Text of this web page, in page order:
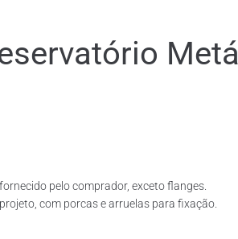
pelo comprador, exceto flanges.
com porcas e arruelas para fixação.